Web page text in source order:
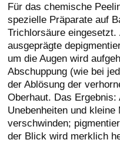
Für das chemische
spezielle Präparate auf
Trichlorsäure
ausgeprägte
um die Augen wird
Abschuppung (wie bei
der Ablösung der
Oberhaut. Das Ergebnis:
Unebenheiten und
verschwinden;
der Blick wird merklich